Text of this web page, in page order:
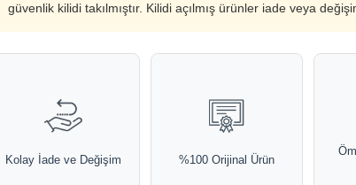
güvenlik kilidi takılmıştır. Kilidi açılmış ürünler iade veya
Kolay İade ve Değişim %100 Orijinal Ürün